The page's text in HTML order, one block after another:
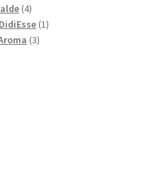
44
prodotti
11
33